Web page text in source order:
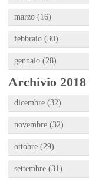
marzo (16)
febbraio (30)
gennaio (28)
Archivio 2018
dicembre (32)
novembre (32)
ottobre (29)
settembre (31)